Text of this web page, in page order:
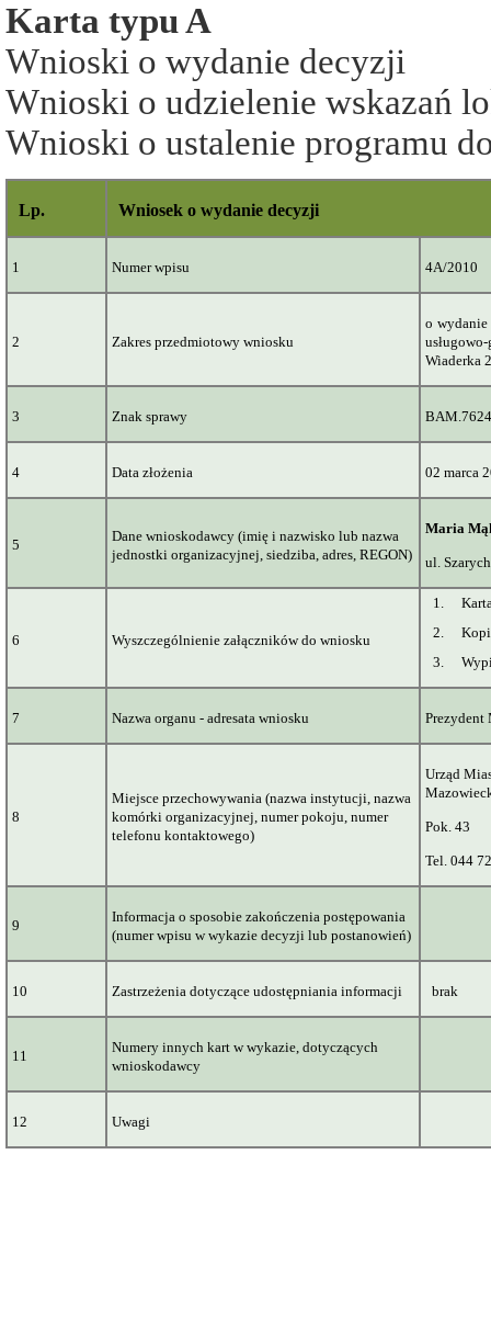
Karta typu A
Wnioski o wydanie decyzji
Wnioski o udzielenie wskazań
Wnioski o ustalenie programu
Lp. Wniosek o wydanie decyzji
1 Numer wpisu 4A/2010
2 Zakres przedmiotowy wniosku
o
Wiaderka
3 Znak sprawy
4 Data złożenia 02 marca
5
Dane wnioskodawcy (imię i nazwisko lub nazwa
jednostki organizacyjnej, siedziba, adres, REGON)
Maria
ul.
6 Wyszczególnienie załączników do wniosku
1.
2.
3.
7 Nazwa organu - adresata wniosku Prezydent
8
Miejsce przechowywania (nazwa instytucji, nazwa
komórki organizacyjnej, numer pokoju, numer
telefonu kontaktowego)
Urząd
Pok. 43
Tel. 044
9
Informacja o sposobie zakończenia postępowania
(numer wpisu w wykazie decyzji lub postanowień)
10 Zastrzeżenia dotyczące udostępniania informacji brak
11
Numery innych kart w wykazie, dotyczących
wnioskodawcy
12 Uwagi